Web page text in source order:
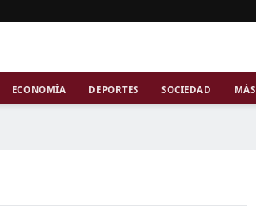
ECONOMÍA DEPORTES SOCIEDAD MÁS